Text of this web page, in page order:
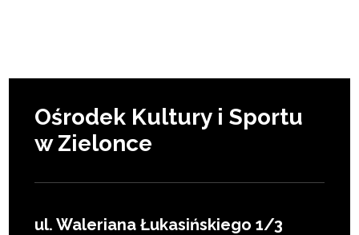
Ośrodek Kultury i Sportu
w Zielonce
ul. Waleriana Łukasińskiego 1/3